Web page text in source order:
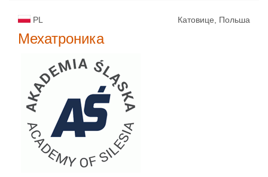
PL Катовице, Польша
Мехатроника